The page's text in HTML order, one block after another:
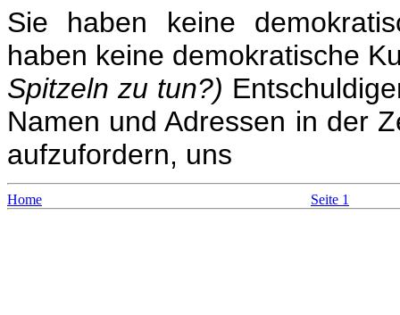
Sie haben keine
haben keine demokratische
Spitzeln zu tun?)
Namen und Adressen in der
aufzufordern, uns
Home Seite 1